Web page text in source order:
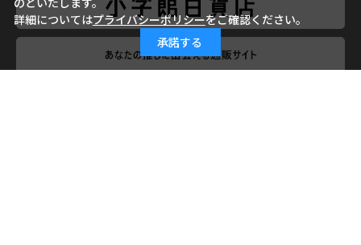
詳細についてはプライバシーポリシーをご確認ください。
承諾する